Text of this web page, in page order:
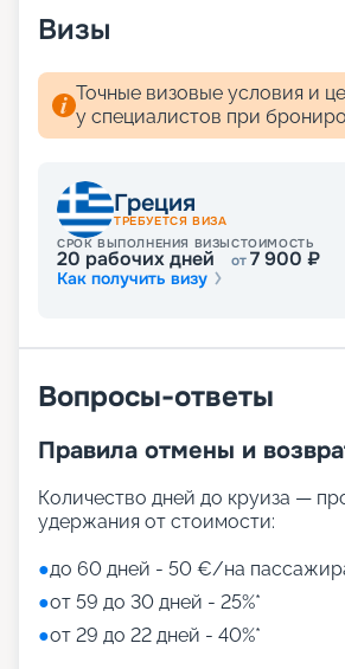
Визы
Точные визовые условия и
у специалистов при
Греция
ТРЕБУЕТСЯ ВИЗА
СРОК ВЫПОЛНЕНИЯ ВИЗЫ
20 рабочих дней
СТОИМОСТЬ
от7 900 ₽
Как получить визу
Вопросы-ответы
Правила отмены и
Количество дней до круиза —
удержания от стоимости:
●до 60 дней - 50 €/на
●от 59 до 30 дней - 25%*
●от 29 до 22 дней - 40%*